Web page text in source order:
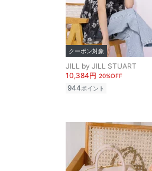
クーポン対象
JILL by JILL STUART
10,384円 20%OFF
944ポイント